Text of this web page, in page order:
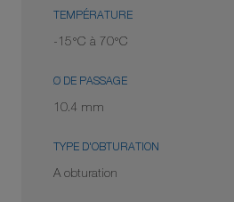
TEMPÉRATURE
-15°C à 70°C
Ø DE PASSAGE
10.4 mm
TYPE D'OBTURATION
A obturation